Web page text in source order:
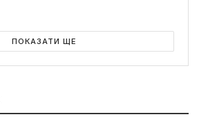
ПОКАЗАТИ ЩЕ